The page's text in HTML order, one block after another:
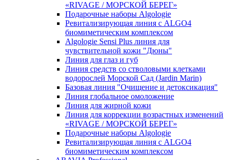
«RIVAGE / МОРСКОЙ БЕРЕГ»
Подарочные наборы Algologie
Ревитализирующая линия с ALGO4
биомиметическим комплексом
Algologie Sensi Plus линия для
чувcтвительной кожи "Дюны"
Линия для глаз и губ
Линия средств со стволовыми клетками
водорослей Морской Сад (Jardin Marin)
Базовая линия "Очищение и детоксикация"
Линия глобальное омоложение
Линия для жирной кожи
Линия для коррекции возрастных изменений
«RIVAGE / МОРСКОЙ БЕРЕГ»
Подарочные наборы Algologie
Ревитализирующая линия с ALGO4
биомиметическим комплексом